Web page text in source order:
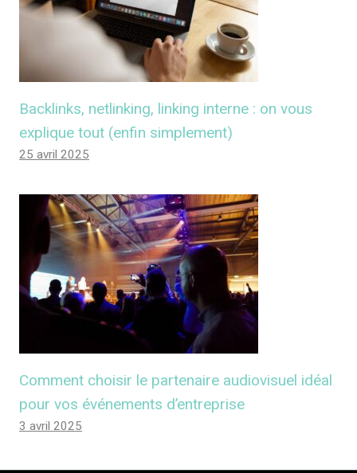
Backlinks, netlinking, linking interne : on vous
explique tout (enfin simplement)
25 avril 2025
Comment choisir le partenaire audiovisuel idéal
pour vos événements d’entreprise
3 avril 2025